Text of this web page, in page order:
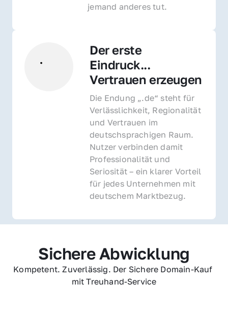
jemand anderes tut.
Der erste
Eindruck...
Vertrauen erzeugen
Die Endung „.de“ steht für
Verlässlichkeit, Regionalität
und Vertrauen im
deutschsprachigen Raum.
Nutzer verbinden damit
Professionalität und
Seriosität – ein klarer Vorteil
für jedes Unternehmen mit
deutschem Marktbezug.
Sichere Abwicklung
Kompetent. Zuverlässig. Der Sichere Domain-Kauf
mit Treuhand-Service